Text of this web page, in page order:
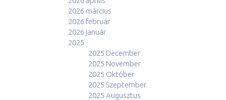
2026 március
2026 február
2026 január
2025
2025 December
2025 November
2025 Október
2025 Szeptember
2025 Augusztus